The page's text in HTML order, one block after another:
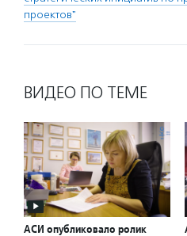
проектов"
ВИДЕО ПО ТЕМЕ
АСИ опубликовало ролик